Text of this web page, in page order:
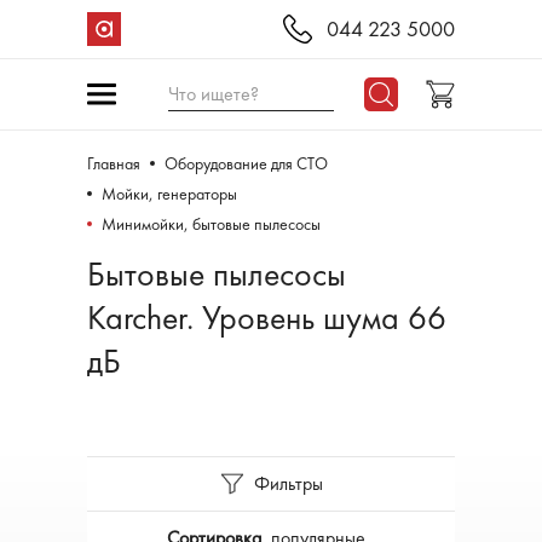
044 223 5000
Что ищете?
Главная
Оборудование для СТО
Мойки, генераторы
Минимойки, бытовые пылесосы
Бытовые пылесосы
Karcher. Уровень шума 66
дБ
Фильтры